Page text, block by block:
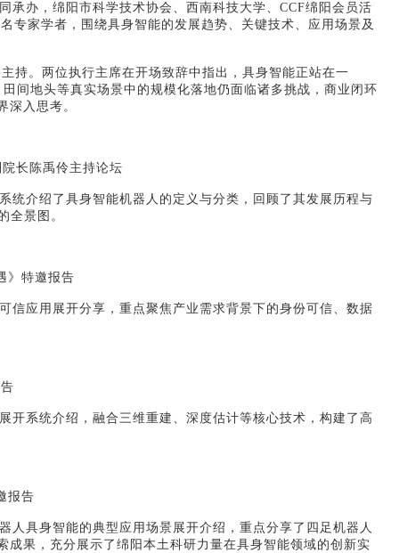
承办，绵阳市科学技术协会、西南科技大学、CCF绵阳会员活
专家学者，围绕具身智能的发展趋势、关键技术、应用场景及
持。两位执行主席在开场致辞中指出，具身智能正站在一
间地头等真实场景中的规模化落地仍面临诸多挑战，商业闭环
入思考。
长 陈禹伶主持论坛
统介绍了具身智能机器人的定义与分类，回顾了其发展历程与
全景图。
》特邀报告
信应用展开分享，重点聚焦产业需求背景下的身份可信、数据
开系统介绍，融合三维重建、深度估计等核心技术，构建了高
报告
具身智能的典型应用场景展开介绍，重点分享了四足机器人
果，充分展示了绵阳本土科研力量在具身智能领域的创新实